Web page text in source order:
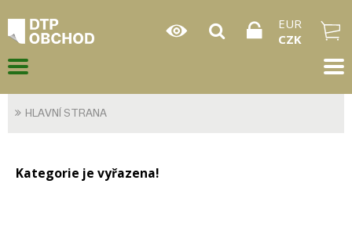
EUR
CZK
HLAVNÍ STRANA
Kategorie je vyřazena!